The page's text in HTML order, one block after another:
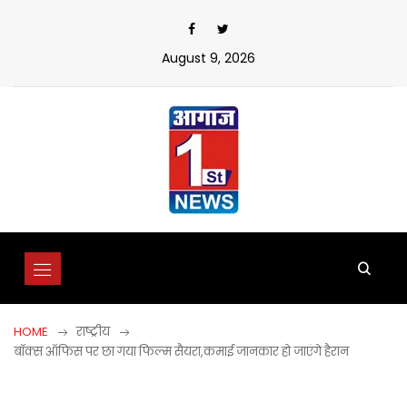
August 9, 2026
HOME
राष्ट्रीय
बॉक्स ऑफिस पर छा गया फिल्म सैयरा,कमाई जानकार हो जाएंगे हैरान